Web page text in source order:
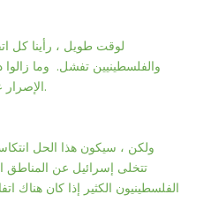
والفلسطينيين تفشل. وما
الإصرار على إنشاء دولتين جنبًا إلى جنب.
تتخلى إسرائيل عن المناطق
الفلسطينيون الكثير إذا كان